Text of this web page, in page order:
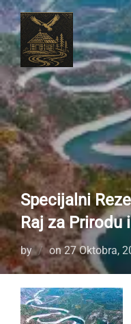
Skip
to
content
Specijalni
Raj za Prirodu
by onPosted
on
27 Oktobra,